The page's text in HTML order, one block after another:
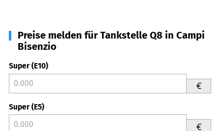
Preise melden für Tankstelle Q8 in Campi
Bisenzio
Super (E10)
€
Super (E5)
€